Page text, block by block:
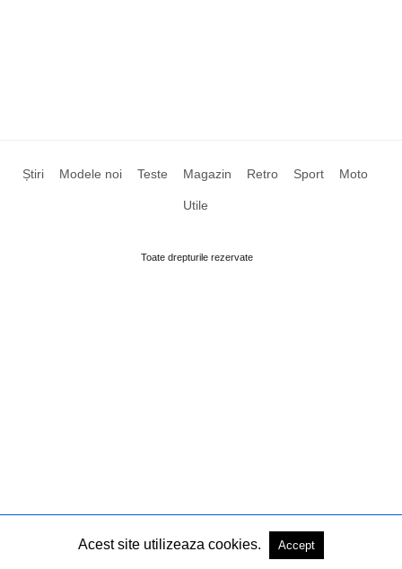
Știri Modele noi Teste Magazin Retro Sport Moto
Utile
Toate drepturile rezervate
Acest site utilizeaza cookies. Accept